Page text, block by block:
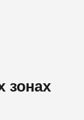
зонах